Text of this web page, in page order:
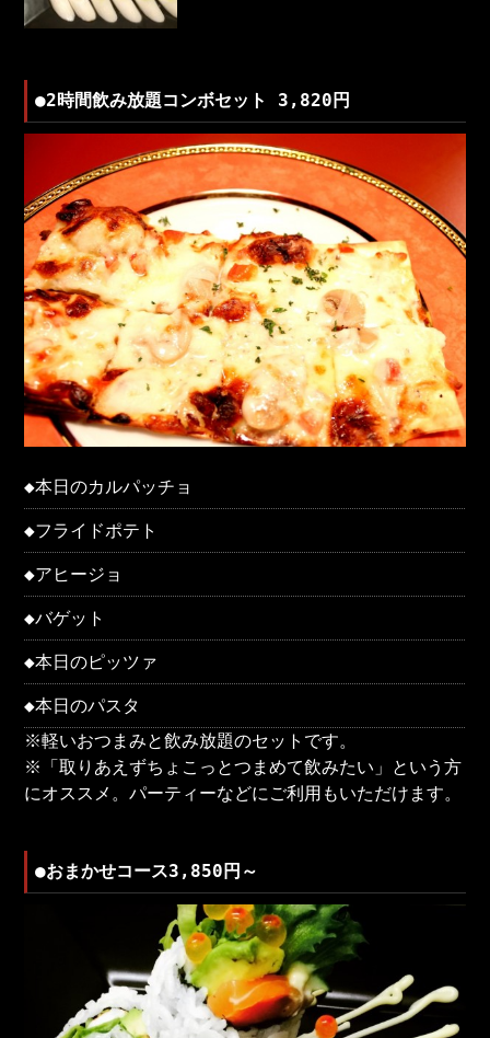
●2時間飲み放題コンボセット 3,820円
◆本日のカルパッチョ
◆フライドポテト
◆アヒージョ
◆バゲット
◆本日のピッツァ
◆本日のパスタ
※軽いおつまみと飲み放題のセットです。
※「取りあえずちょこっとつまめて飲みたい」という方
にオススメ。パーティーなどにご利用もいただけます。
●おまかせコース3,850円～